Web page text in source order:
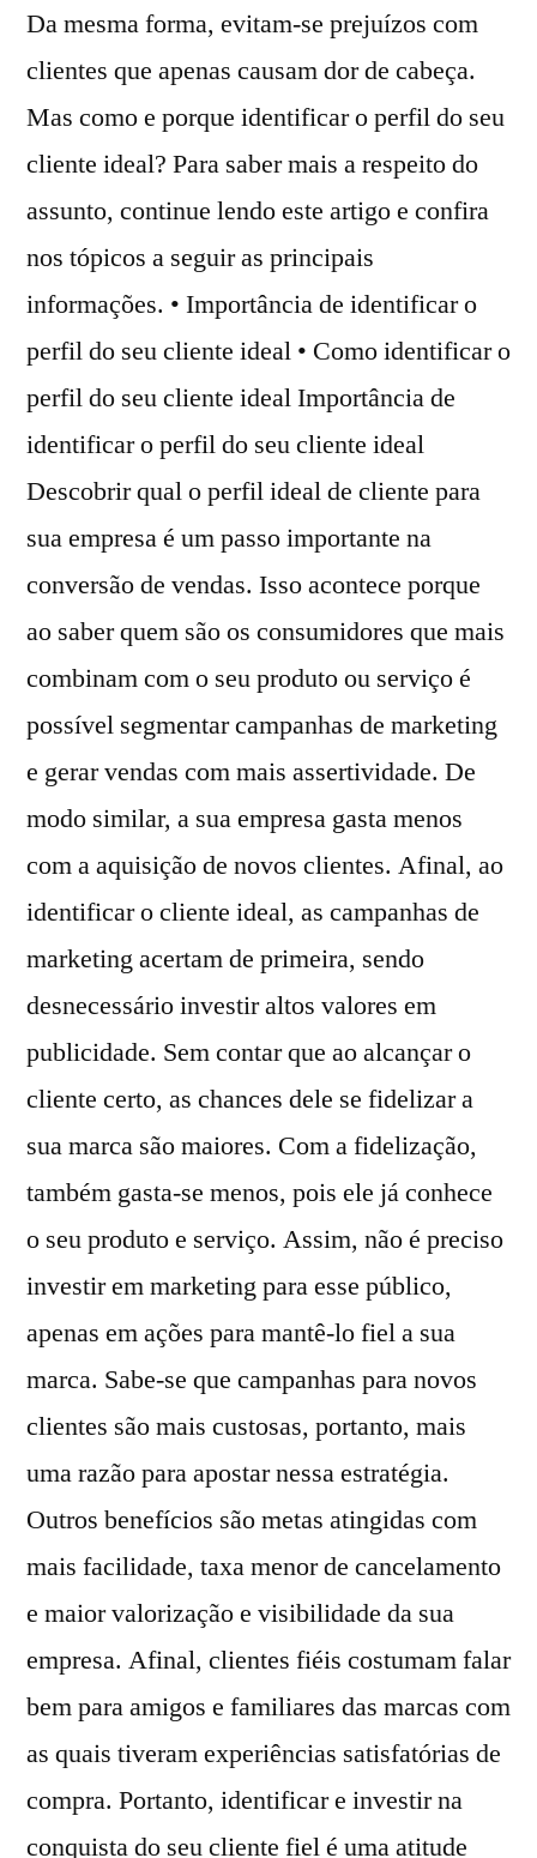
Da mesma forma, evitam-se prejuízos com
clientes que apenas causam dor de cabeça.
Mas como e porque identificar o perfil do seu
cliente ideal? Para saber mais a respeito do
assunto, continue lendo este artigo e confira
nos tópicos a seguir as principais
informações. • Importância de identificar o
perfil do seu cliente ideal • Como identificar o
perfil do seu cliente ideal Importância de
identificar o perfil do seu cliente ideal
Descobrir qual o perfil ideal de cliente para
sua empresa é um passo importante na
conversão de vendas. Isso acontece porque
ao saber quem são os consumidores que mais
combinam com o seu produto ou serviço é
possível segmentar campanhas de marketing
e gerar vendas com mais assertividade. De
modo similar, a sua empresa gasta menos
com a aquisição de novos clientes. Afinal, ao
identificar o cliente ideal, as campanhas de
marketing acertam de primeira, sendo
desnecessário investir altos valores em
publicidade. Sem contar que ao alcançar o
cliente certo, as chances dele se fidelizar a
sua marca são maiores. Com a fidelização,
também gasta-se menos, pois ele já conhece
o seu produto e serviço. Assim, não é preciso
investir em marketing para esse público,
apenas em ações para mantê-lo fiel a sua
marca. Sabe-se que campanhas para novos
clientes são mais custosas, portanto, mais
uma razão para apostar nessa estratégia.
Outros benefícios são metas atingidas com
mais facilidade, taxa menor de cancelamento
e maior valorização e visibilidade da sua
empresa. Afinal, clientes fiéis costumam falar
bem para amigos e familiares das marcas com
as quais tiveram experiências satisfatórias de
compra. Portanto, identificar e investir na
conquista do seu cliente fiel é uma atitude